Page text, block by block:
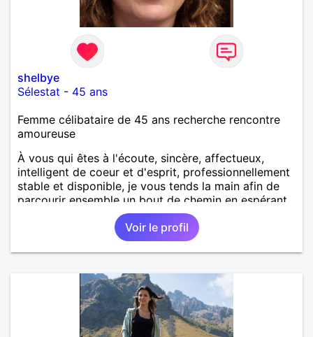
shelbye
Sélestat - 45 ans
Femme célibataire de 45 ans recherche rencontre
amoureuse
À vous qui êtes à l'écoute, sincère, affectueux,
intelligent de coeur et d'esprit, professionnellement
stable et disponible, je vous tends la main afin de
parcourir ensemble un bout de chemin en espérant
que la route soit longue.
Voir le profil